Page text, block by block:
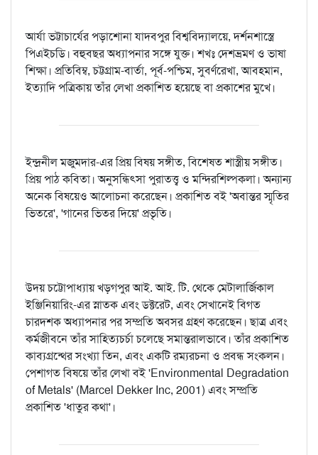
আর্যা ভট্টাচার্যের পড়াশোনা যাদবপুর বিশ্ববিদ্যালয়ে, দর্শনশাস্ত্রে
পিএইচডি। বহুবছর অধ্যাপনার সঙ্গে যুক্ত। শখঃ দেশভ্রমণ ও ভাষা
শিক্ষা। প্রতিবিম্ব, চট্টগ্রাম-বার্তা, পূর্ব-পশ্চিম, সুবর্ণরেখা, আবহমান,
ইত্যাদি পত্রিকায় তাঁর লেখা প্রকাশিত হয়েছে বা প্রকাশের মুখে।
ইন্দ্রনীল মজুমদার-এর প্রিয় বিষয় সঙ্গীত, বিশেষত শাস্ত্রীয় সঙ্গীত।
প্রিয় পাঠ কবিতা। অনুসন্ধিৎসা পুরাতত্ত্ব ও মন্দিরশিল্পকলা। অন্যান্য
অনেক বিষয়েও আলোচনা করেছেন। প্রকাশিত বই 'অবান্তর স্মৃতির
ভিতরে', 'গানের ভিতর দিয়ে' প্রভৃতি।
উদয় চট্টোপাধ্যায় খড়গপুর আই. আই. টি. থেকে মেটালার্জিকাল
ইঞ্জিনিয়ারিং-এর স্নাতক এবং ডক্টরেট, এবং সেখানেই বিগত
চারদশক অধ্যাপনার পর সম্প্রতি অবসর গ্রহণ করেছেন। ছাত্র এবং
কর্মজীবনে তাঁর সাহিত্যচর্চা চলেছে সমান্তরালভাবে। তাঁর প্রকাশিত
কাব্যগ্রন্থের সংখ্যা তিন, এবং একটি রম্যরচনা ও প্রবন্ধ সংকলন।
পেশাগত বিষয়ে তাঁর লেখা বই 'Environmental Degradation
of Metals' (Marcel Dekker Inc, 2001) এবং সম্প্রতি
প্রকাশিত 'ধাতুর কথা'।